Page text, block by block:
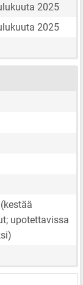
2025
2025
upotettavissa